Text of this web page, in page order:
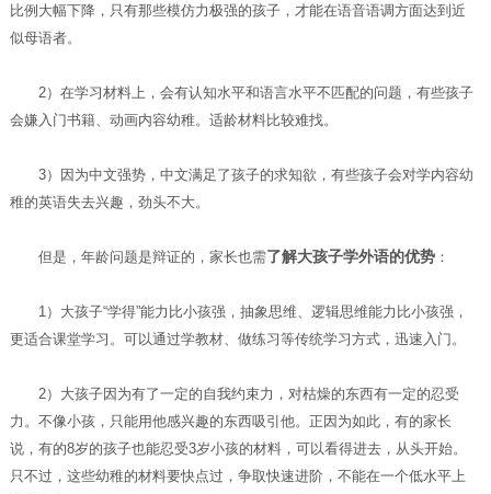
比例大幅下降，只有那些模仿力极强的孩子，才能在语音语调方面达到近
似母语者。
2）在学习材料上，会有认知水平和语言水平不匹配的问题，有些孩子
会嫌入门书籍、动画内容幼稚。适龄材料比较难找。
3）因为中文强势，中文满足了孩子的求知欲，有些孩子会对学内容幼
稚的英语失去兴趣，劲头不大。
但是，年龄问题是辩证的，家长也需了解大孩子学外语的优势：
1）大孩子“学得”能力比小孩强，抽象思维、逻辑思维能力比小孩强，
更适合课堂学习。可以通过学教材、做练习等传统学习方式，迅速入门。
2）大孩子因为有了一定的自我约束力，对枯燥的东西有一定的忍受
力。不像小孩，只能用他感兴趣的东西吸引他。正因为如此，有的家长
说，有的8岁的孩子也能忍受3岁小孩的材料，可以看得进去，从头开始。
只不过，这些幼稚的材料要快点过，争取快速进阶，不能在一个低水平上